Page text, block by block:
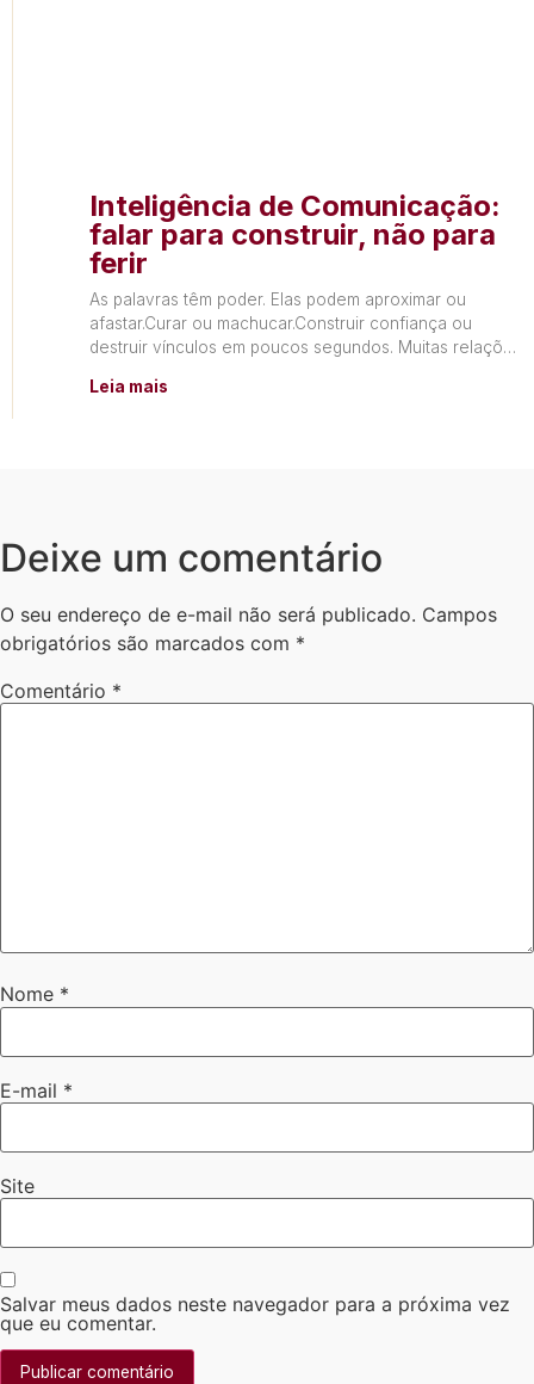
Inteligência de Comunicação:
falar para construir, não para
ferir
As palavras têm poder. Elas podem aproximar ou
afastar.Curar ou machucar.Construir confiança ou
destruir vínculos em poucos segundos. Muitas relações
Leia mais
Deixe um comentário
O seu endereço de e-mail não será publicado. Campos
obrigatórios são marcados com *
Comentário *
Nome *
E-mail *
Site
Salvar meus dados neste navegador para a próxima vez
que eu comentar.